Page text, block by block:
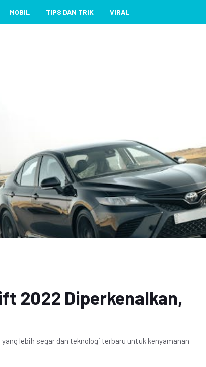
MOBIL TIPS DAN TRIK VIRAL
2022 Diperkenalkan,
lebih segar dan teknologi terbaru untuk kenyamanan